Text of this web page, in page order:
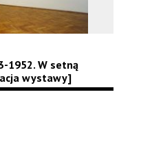
1952. W setną
wystawy]